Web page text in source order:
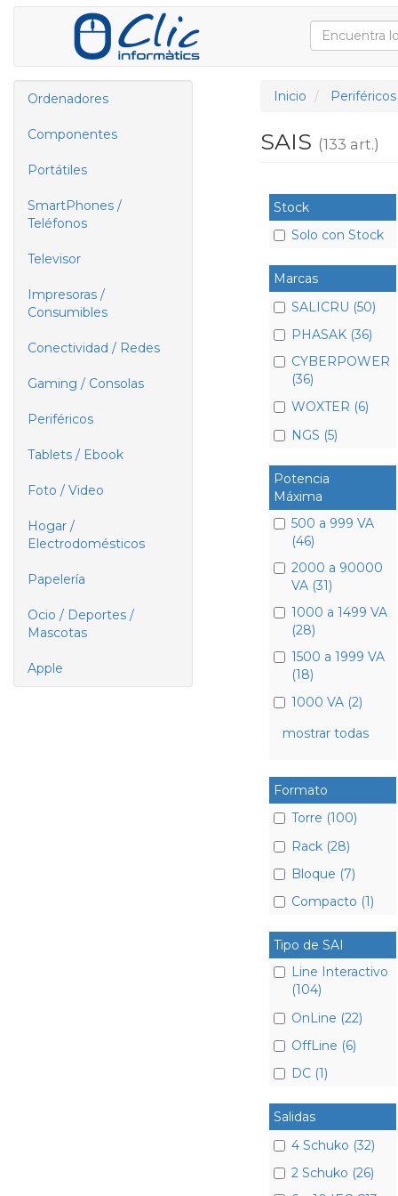
Ordenadores
Componentes
Portátiles
SmartPhones /
Teléfonos
Televisor
Impresoras /
Consumibles
Conectividad / Redes
Gaming / Consolas
Periféricos
Tablets / Ebook
Foto / Video
Hogar /
Electrodomésticos
Papelería
Ocio / Deportes /
Mascotas
Apple
Inicio Periféricos
SAIS (133 art.)
Stock
Solo con Stock
Marcas
SALICRU (50)
PHASAK (36)
CYBERPOWER
(36)
WOXTER (6)
NGS (5)
Potencia
Máxima
500 a 999 VA
(46)
2000 a 90000
VA (31)
1000 a 1499 VA
(28)
1500 a 1999 VA
(18)
1000 VA (2)
mostrar todas
Formato
Torre (100)
Rack (28)
Bloque (7)
Compacto (1)
Tipo de SAI
Line Interactivo
(104)
OnLine (22)
OffLine (6)
DC (1)
Salidas
4 Schuko (32)
2 Schuko (26)